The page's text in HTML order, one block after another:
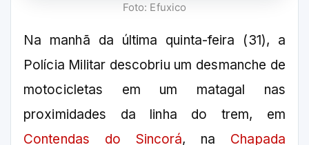
Foto: Efuxico
Na manhã da última quinta-feira (31), a
Polícia Militar descobriu um desmanche de
motocicletas em um matagal nas
proximidades da linha do trem, em
Contendas do Sincorá, na Chapada